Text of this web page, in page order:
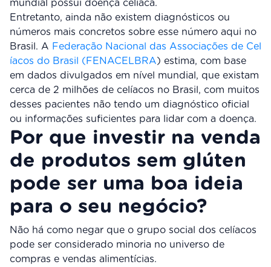
mundial possui doença celíaca.
Entretanto, ainda não existem diagnósticos ou
números mais concretos sobre esse número aqui no
Brasil. A Federação Nacional das Associações de Cel
íacos do Brasil (FENACELBRA) estima, com base
em dados divulgados em nível mundial, que existam
cerca de 2 milhões de celíacos no Brasil, com muitos
desses pacientes não tendo um diagnóstico oficial
ou informações suficientes para lidar com a doença.
Por que investir na venda
de produtos sem glúten
pode ser uma boa ideia
para o seu negócio?
Não há como negar que o grupo social dos celíacos
pode ser considerado minoria no universo de
compras e vendas alimentícias.